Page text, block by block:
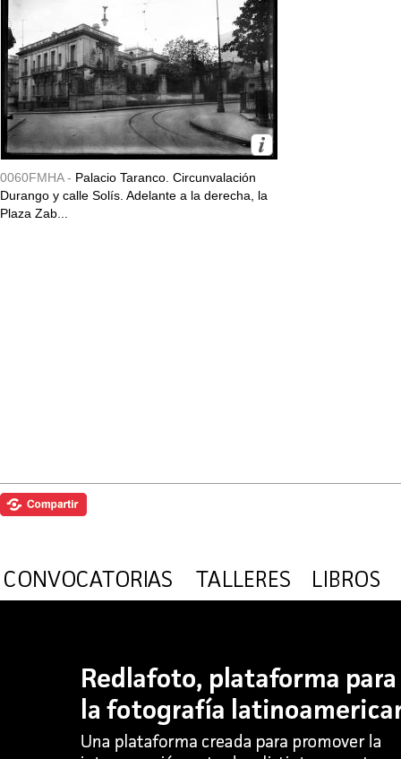
0060FMHA - Palacio Taranco. Circunvalación
Durango y calle Solís. Adelante a la derecha, la
Plaza Zab...